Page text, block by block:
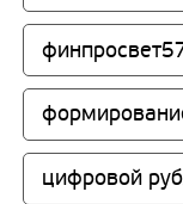
цифровой